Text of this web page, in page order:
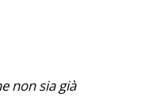
non sia già